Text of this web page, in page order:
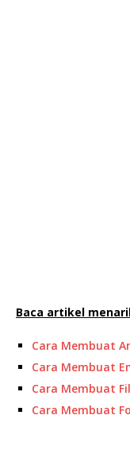
Baca artikel
Cara Membuat
Cara Membuat
Cara Membuat
Cara Membuat